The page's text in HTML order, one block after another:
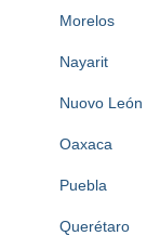
Morelos
Nayarit
Nuovo León
Oaxaca
Puebla
Querétaro